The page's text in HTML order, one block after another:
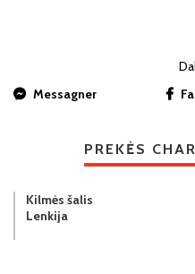
Messagner
PREKĖS
Kilmės šalis
Lenkija